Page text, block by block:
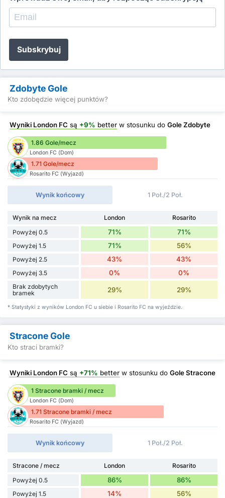
Subskrybuj
Zdobyte Gole
Kto zdobędzie więcej punktów?
Wyniki London FC są +9% better w stosunku do Gole Zdobyte
1.86 Gole/mecz
London FC (Dom)
1.71 Gole/mecz
Rosarito FC (Wyjazd)
Wynik końcowy 1 Poł./2 Poł.
Wynik na mecz London
Rosarito
Powyżej 0.5
71% 71%
Powyżej 1.5 71% 56%
Powyżej 2.5 43% 43%
Powyżej 3.5 0% 0%
Brak zdobytych
bramek
29% 29%
* Statystyki z wyników London FC u siebie i Rosarito FC na wyjeździe.
Stracone Gole
Kto straci bramki?
Wyniki London FC są +71% better w stosunku do Gole Stracone
1 Stracone bramki / mecz
London FC (Dom)
1.71 Stracone bramki / mecz
Rosarito FC (Wyjazd)
Wynik końcowy 1 Poł./2 Poł.
Stracone / mecz London
Rosarito
Powyżej 0.5
86% 86%
Powyżej 1.5 14% 56%